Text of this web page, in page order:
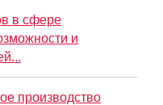
в сфере
и
производство